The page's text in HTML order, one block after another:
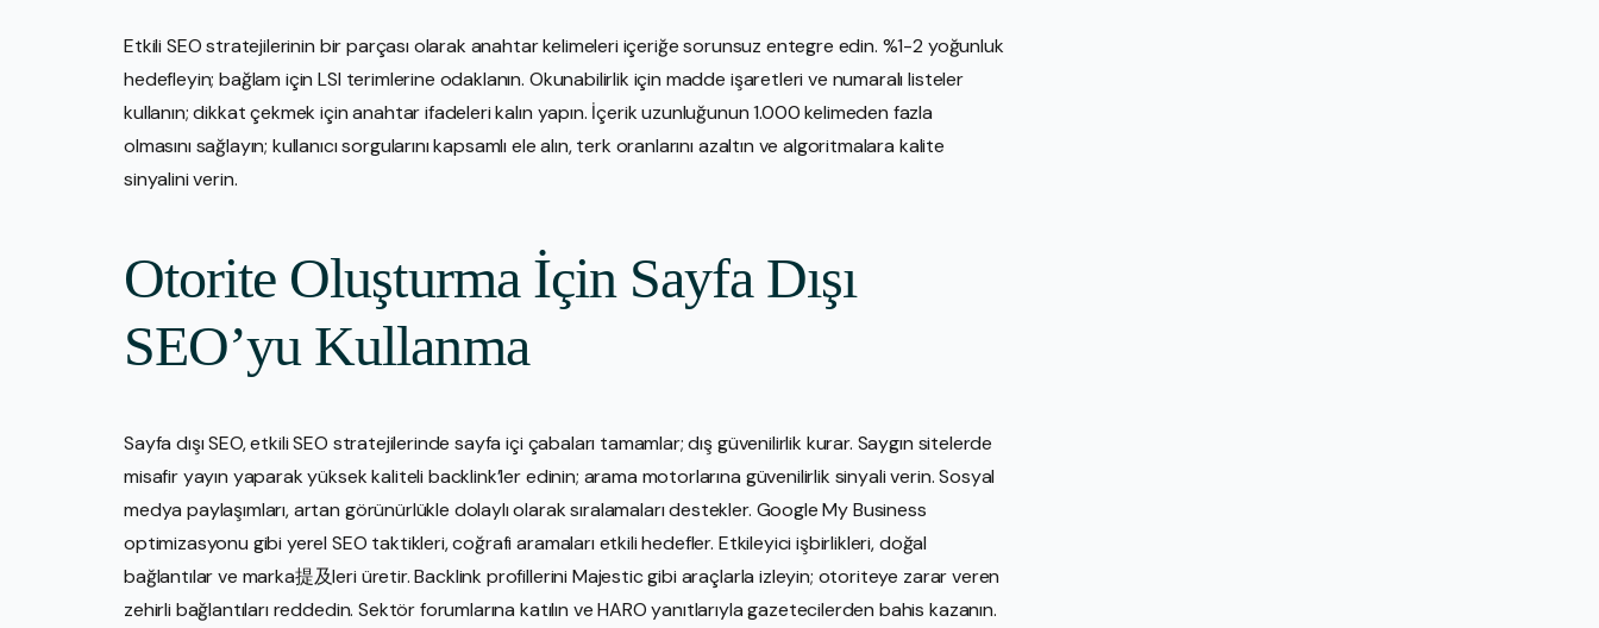
Etkili SEO stratejilerinin bir parçası olarak anahtar kelimeleri içeriğe sorunsuz entegre edin. %1-2 yoğunluk
hedefleyin; bağlam için LSI terimlerine odaklanın. Okunabilirlik için madde işaretleri ve numaralı listeler
kullanın; dikkat çekmek için anahtar ifadeleri kalın yapın. İçerik uzunluğunun 1.000 kelimeden fazla
olmasını sağlayın; kullanıcı sorgularını kapsamlı ele alın, terk oranlarını azaltın ve algoritmalara kalite
sinyalini verin.
Otorite Oluşturma İçin Sayfa Dışı
SEO’yu Kullanma
Sayfa dışı SEO, etkili SEO stratejilerinde sayfa içi çabaları tamamlar; dış güvenilirlik kurar. Saygın sitelerde
misafir yayın yaparak yüksek kaliteli backlink’ler edinin; arama motorlarına güvenilirlik sinyali verin. Sosyal
medya paylaşımları, artan görünürlükle dolaylı olarak sıralamaları destekler. Google My Business
optimizasyonu gibi yerel SEO taktikleri, coğrafi aramaları etkili hedefler. Etkileyici işbirlikleri, doğal
bağlantılar ve marka提及leri üretir. Backlink profillerini Majestic gibi araçlarla izleyin; otoriteye zarar veren
zehirli bağlantıları reddedin. Sektör forumlarına katılın ve HARO yanıtlarıyla gazetecilerden bahis kazanın.